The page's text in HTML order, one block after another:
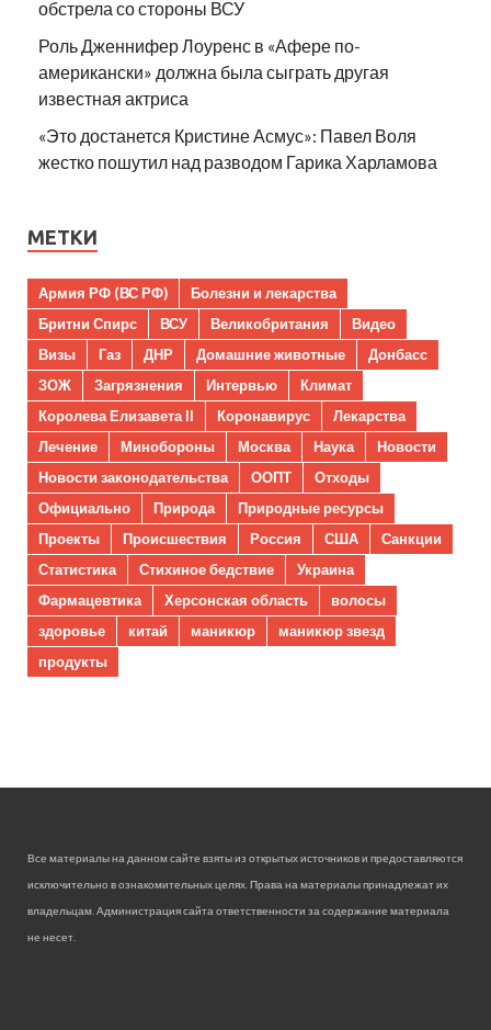
обстрела со стороны ВСУ
Роль Дженнифер Лоуренс в «Афере по-
американски» должна была сыграть другая
известная актриса
«Это достанется Кристине Асмус»: Павел Воля
жестко пошутил над разводом Гарика Харламова
МЕТКИ
Армия РФ (ВС РФ)
Болезни и лекарства
Бритни Спирс
ВСУ Великобритания
Видео
Визы
Газ ДНР Домашние животные
Донбасс
ЗОЖ
Загрязнения Интервью
Климат
Королева Елизавета II
Коронавирус
Лекарства
Лечение
Минобороны Москва Наука
Новости
Новости законодательства
ООПТ
Отходы
Официально
Природа
Природные ресурсы
Проекты
Происшествия Россия США
Санкции
Статистика
Стихиное бедствие
Украина
Фармацевтика
Херсонская область
волосы
здоровье
китай маникюр
маникюр звезд
продукты
Все материалы на данном сайте взяты из открытых источников и предоставляются
исключительно в ознакомительных целях. Права на материалы принадлежат их
владельцам. Администрация сайта ответственности за содержание материала
не несет.